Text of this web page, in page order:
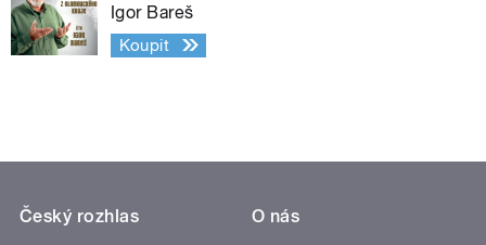
Igor Bareš
Koupit
Český rozhlas
O nás